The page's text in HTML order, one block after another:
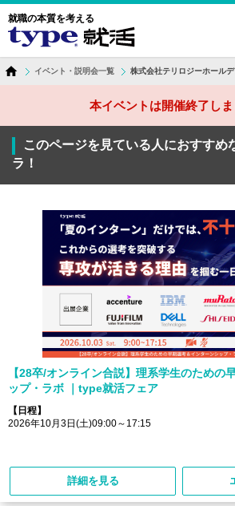
就職の本質を考える
イベント・説明会一覧 株式会社テリロジーホール
本イベントは開催終了しま
このページを見ている人におすすめ
ラ！
【28卒/オンライン合説】理系学生のための
ップ・ラボ ｜type就活フェア
【日程】
2026年10月3日(土)09:00～17:15
詳細を見る